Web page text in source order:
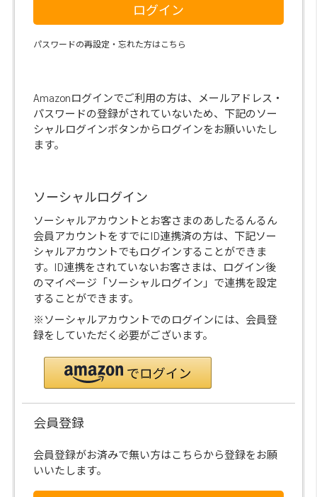
ログイン
パスワードの再設定・忘れた方はこちら
Amazonログインでご利用の方は、メールアドレス・
パスワードの登録がされていないため、下記のソー
シャルログインボタンからログインをお願いいたし
ます。
ソーシャルログイン
ソーシャルアカウントとお客さまのあしたるんるん
会員アカウントをすでにID連携済の方は、下記ソー
シャルアカウントでもログインすることができま
す。ID連携をされていないお客さまは、ログイン後
のマイページ「ソーシャルログイン」で連携を設定
することができます。
※ソーシャルアカウントでのログインには、会員登
録をしていただく必要がございます。
会員登録
会員登録がお済みで無い方はこちらから登録をお願
いいたします。